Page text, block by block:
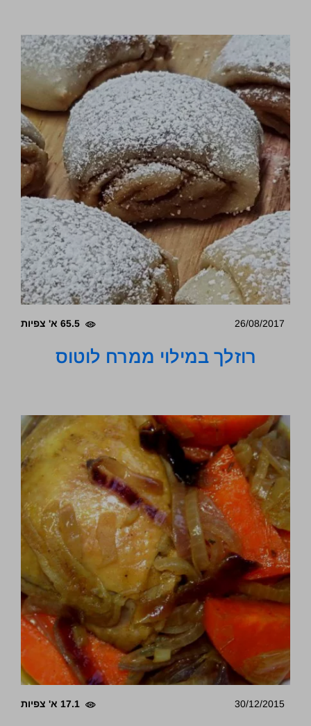
26/08/2017 65.5 א' צפיות
רוזלך במילוי ממרח לוטוס
30/12/2015 17.1 א' צפיות